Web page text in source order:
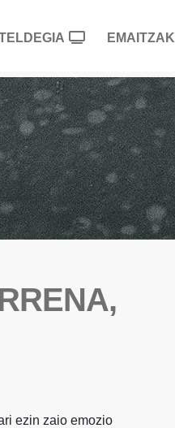
EMAITZAK
ezin zaio emozio